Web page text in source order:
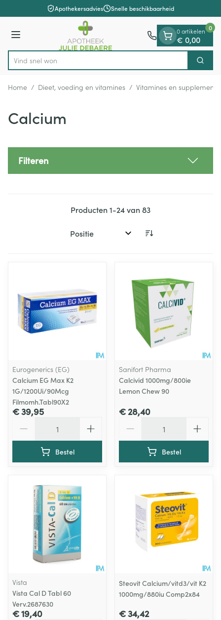
Ga naar de inhoudApothekersadvies Snelle beschikbaarheid
Menu
Product, merk, categorie...
Vind snel wondverzorgin Zoek
0 artikelen
€ 0,00
0
Home / Dieet, voeding en vitamines / Vitamines en
Calcium
Filteren
Producten1-24van83
Sorteer op:
Eurogenerics (EG)
Calcium EG Max K2
1G/1200Ui/90Mcg
Filmomh.Tabl90X2
€ 39,95
Bestel
Sanifort Pharma
Calcivid 1000mg/800ie
Lemon Chew 90
€ 28,40
Bestel
Vista
Vista Cal D Tabl 60
Verv.2687630
€ 19,40
Steovit Calcium/vitd3/vit K2
1000mg/880iu Comp2x84
€ 34,42